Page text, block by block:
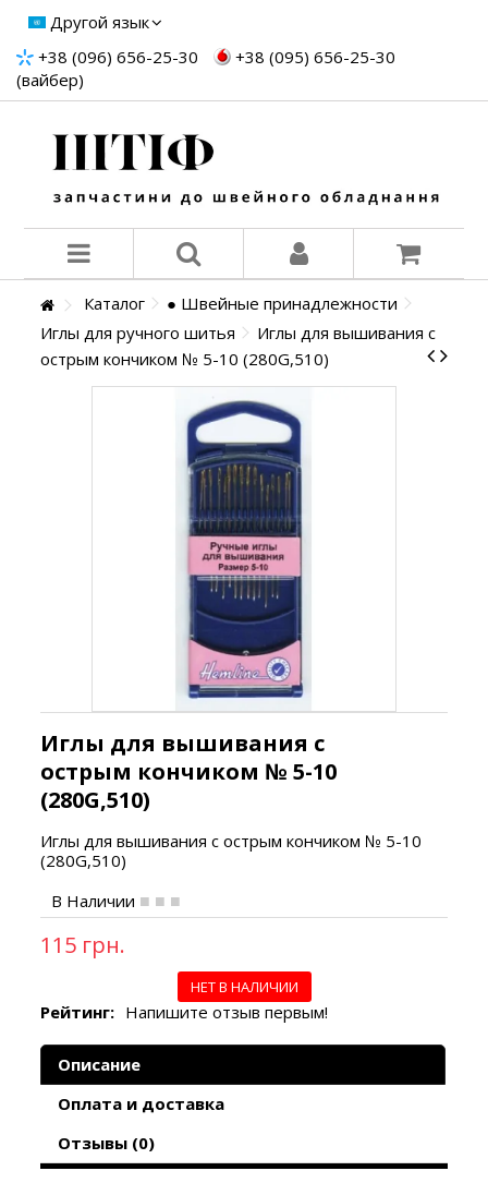
Другой язык
+38 (096) 656-25-30
+38 (095) 656-25-30
(вайбер)
Каталог
● Швейные принадлежности
Иглы для ручного шитья
Иглы для вышивания с
острым кончиком № 5-10 (280G,510)
Иглы для вышивания с
острым кончиком № 5-10
(280G,510)
Иглы для вышиванияс острым кончиком № 5-10
(280G,510)
В Наличии
115 грн.
НЕТ В НАЛИЧИИ
Рейтинг: Напишите отзыв первым!
Описание
Оплата и доставка
Отзывы (0)